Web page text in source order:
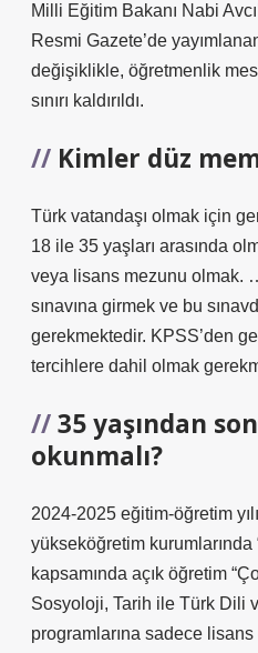
Milli Eğitim Bakanı Nabi
Resmi Gazete’de
değişiklikle, öğretmenlik
sınırı kaldırıldı.
Kimler düz
Türk vatandaşı olmak için
18 ile 35 yaşları arasında
veya lisans mezunu olmak.
sınavına girmek ve bu
gerekmektedir. KPSS’den
tercihlere dahil olmak
35 yaşından
okunmalı?
2024-2025 eğitim-öğretim
yükseköğretim kurumlarında
kapsamında açık öğretim
Sosyoloji, Tarih ile Türk Dili
programlarına sadece